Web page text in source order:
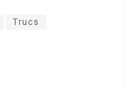
Trucs